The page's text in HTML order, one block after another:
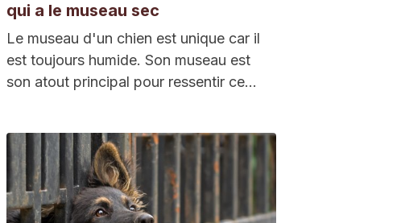
qui a le museau sec
Le museau d'un chien est unique car il
est toujours humide. Son museau est
son atout principal pour ressentir ce…